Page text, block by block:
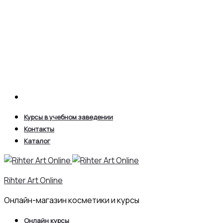
Курсы в учебном заведении
Контакты
Каталог
Rihter Art Online
Онлайн-магазин косметики и курсы
Онлайн курсы